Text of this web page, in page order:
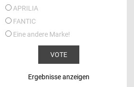
APRILIA
FANTIC
Eine andere Marke!
Ergebnisse anzeigen